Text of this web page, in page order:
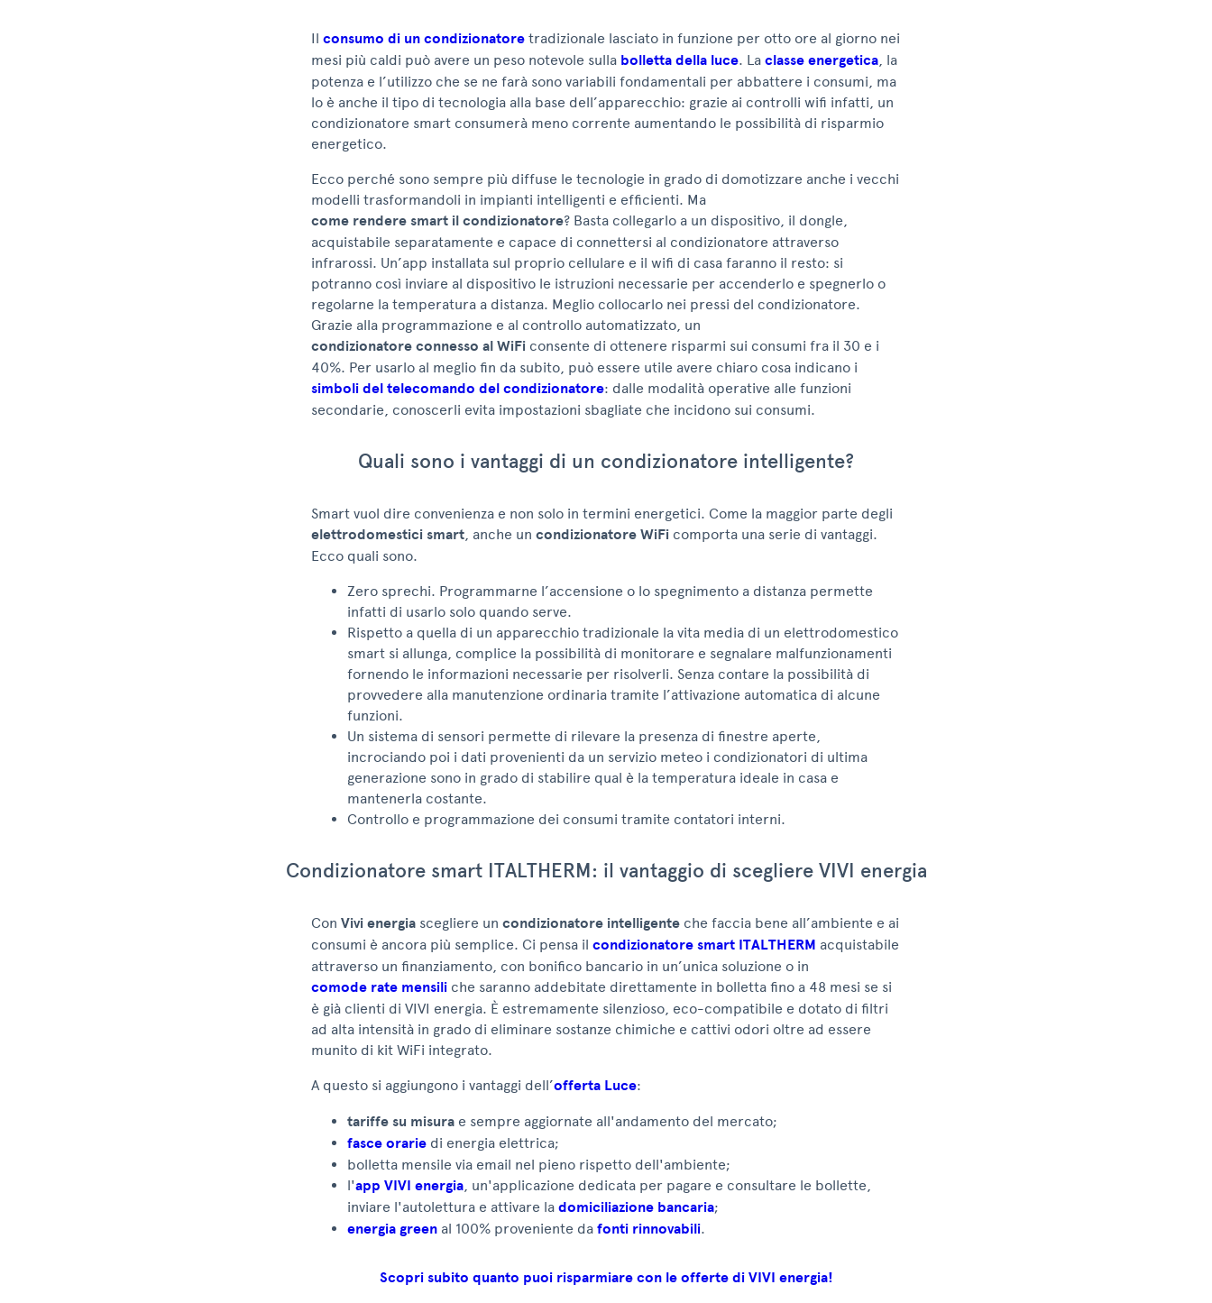
Il consumo di un condizionatore tradizionale lasciato in funzione per otto ore al giorno nei
mesi più caldi può avere un peso notevole sulla bolletta della luce. La classe energetica, la
potenza e l’utilizzo che se ne farà sono variabili fondamentali per abbattere i consumi, ma
lo è anche il tipo di tecnologia alla base dell’apparecchio: grazie ai controlli wifi infatti, un
condizionatore smart consumerà meno corrente aumentando le possibilità di risparmio
energetico.
Ecco perché sono sempre più diffuse le tecnologie in grado di domotizzare anche i vecchi
modelli trasformandoli in impianti intelligenti e efficienti. Ma
come rendere smart il condizionatore? Basta collegarlo a un dispositivo, il dongle,
acquistabile separatamente e capace di connettersi al condizionatore attraverso
infrarossi. Un’app installata sul proprio cellulare e il wifi di casa faranno il resto: si
potranno così inviare al dispositivo le istruzioni necessarie per accenderlo e spegnerlo o
regolarne la temperatura a distanza. Meglio collocarlo nei pressi del condizionatore.
Grazie alla programmazione e al controllo automatizzato, un
condizionatore connesso al WiFi consente di ottenere risparmi sui consumi fra il 30 e i
40%. Per usarlo al meglio fin da subito, può essere utile avere chiaro cosa indicano i
simboli del telecomando del condizionatore: dalle modalità operative alle funzioni
secondarie, conoscerli evita impostazioni sbagliate che incidono sui consumi.
Quali sono i vantaggi di un condizionatore intelligente?
Smart vuol dire convenienza e non solo in termini energetici. Come la maggior parte degli
elettrodomestici smart, anche un condizionatore WiFi comporta una serie di vantaggi.
Ecco quali sono.
Zero sprechi. Programmarne l’accensione o lo spegnimento a distanza permette
infatti di usarlo solo quando serve.
Rispetto a quella di un apparecchio tradizionale la vita media di un elettrodomestico
smart si allunga, complice la possibilità di monitorare e segnalare malfunzionamenti
fornendo le informazioni necessarie per risolverli. Senza contare la possibilità di
provvedere alla manutenzione ordinaria tramite l’attivazione automatica di alcune
funzioni.
Un sistema di sensori permette di rilevare la presenza di finestre aperte,
incrociando poi i dati provenienti da un servizio meteo i condizionatori di ultima
generazione sono in grado di stabilire qual è la temperatura ideale in casa e
mantenerla costante.
Controllo e programmazione dei consumi tramite contatori interni.
Condizionatore smart ITALTHERM: il vantaggio di scegliere VIVI energia
Con Vivi energia scegliere un condizionatore intelligente che faccia bene all’ambiente e ai
consumi è ancora più semplice. Ci pensa il condizionatore smart ITALTHERM acquistabile
attraverso un finanziamento, con bonifico bancario in un’unica soluzione o in
comode rate mensili che saranno addebitate direttamente in bolletta fino a 48 mesi se si
è già clienti di VIVI energia. È estremamente silenzioso, eco-compatibile e dotato di filtri
ad alta intensità in grado di eliminare sostanze chimiche e cattivi odori oltre ad essere
munito di kit WiFi integrato.
A questo si aggiungono i vantaggi dell’offerta Luce:
tariffe su misura e sempre aggiornate all'andamento del mercato;
fasce orarie di energia elettrica;
bolletta mensile via email nel pieno rispetto dell'ambiente;
l'app VIVI energia, un'applicazione dedicata per pagare e consultare le bollette,
inviare l'autolettura e attivare la domiciliazione bancaria;
energia green al 100% proveniente da fonti rinnovabili.
Scopri subito quanto puoi risparmiare con le offerte di VIVI energia!